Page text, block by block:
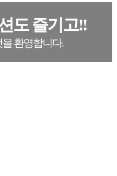
도 즐기고!!
환영합니다.